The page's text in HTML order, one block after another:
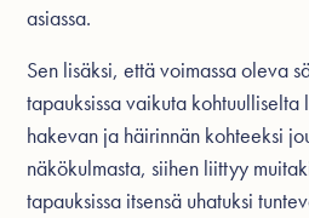
asiassa.
Sen lisäksi, että voimassa oleva
tapauksissa vaikuta kohtuulliselta
hakevan ja häirinnän kohteeksi
näkökulmasta, siihen liittyy
tapauksissa itsensä uhatuksi